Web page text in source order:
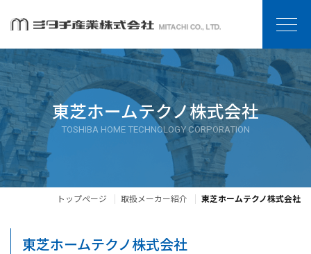
東芝ホームテクノ株式会社
TOSHIBA HOME TECHNOLOGY CORPORATION
トップページ 取扱メーカー紹介 東芝ホームテクノ株式会社
東芝ホームテクノ株式会社